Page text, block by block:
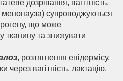
дозрівання, вагітність,
менопауза) супроводжуються
що може
тканину та знижувати
, розтягнення епідермісу,
через вагітність, лактацію,